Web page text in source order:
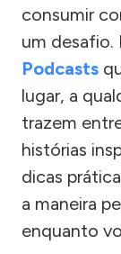
consumir
um desafio.
Podcasts
lugar, a
trazem
histórias
dicas
a maneira
enquanto